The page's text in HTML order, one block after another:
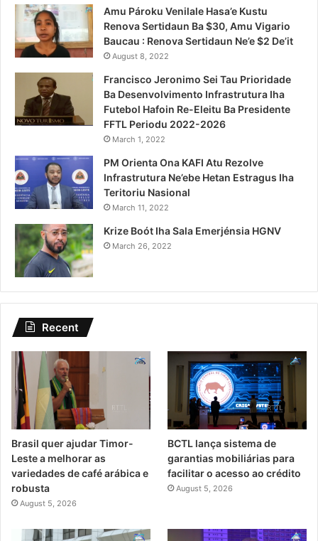
Amu Pároku Venilale Hasa’e Kustu
Renova Sertidaun Ba $30, Amu Vigario
Baucau : Renova Sertidaun Ne’e $2 De’it
August 8, 2022
Francisco Jeronimo Sei Tau Prioridade
Ba Desenvolvimento Infrastrutura Iha
Futebol Hafoin Re-Eleitu Ba Presidente
FFTL Periodu 2022-2026
March 1, 2022
PM Orienta Ona KAFI Atu Rezolve
Infrastrutura Ne’ebe Hetan Estragus Iha
Teritoriu Nasional
March 11, 2022
Krize Boót Iha Sala Emerjénsia HGNV
March 26, 2022
Recent
Brasil quer ajudar Timor-
Leste a melhorar as
variedades de café arábica e
robusta
August 5, 2026
BCTL lança sistema de
garantias mobiliárias para
facilitar o acesso ao crédito
August 5, 2026